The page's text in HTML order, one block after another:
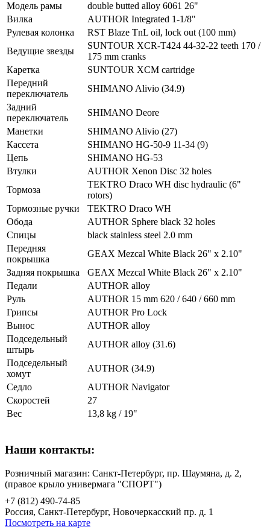
Модель рамы
double butted alloy 6061 26"
Вилка
AUTHOR Integrated 1-1/8"
Рулевая колонка
RST Blaze TnL oil, lock out (100 mm)
Ведущие звезды
SUNTOUR XCR-T424 44-32-22 teeth 170 /
175 mm cranks
Каретка
SUNTOUR XCM cartridge
Передний
переключатель
SHIMANO Alivio (34.9)
Задний
переключатель
SHIMANO Deore
Манетки
SHIMANO Alivio (27)
Кассета
SHIMANO HG-50-9 11-34 (9)
Цепь
SHIMANO HG-53
Втулки
AUTHOR Xenon Disc 32 holes
Тормоза
TEKTRO Draco WH disc hydraulic (6"
rotors)
Тормозные ручки
TEKTRO Draco WH
Обода
AUTHOR Sphere black 32 holes
Спицы
black stainless steel 2.0 mm
Передняя
покрышка
GEAX Mezcal White Black 26" x 2.10"
Задняя покрышка
GEAX Mezcal White Black 26" x 2.10"
Педали
AUTHOR alloy
Руль
AUTHOR 15 mm 620 / 640 / 660 mm
Грипсы
AUTHOR Pro Lock
Вынос
AUTHOR alloy
Подседельный
штырь
AUTHOR alloy (31.6)
Подседельный
хомут
AUTHOR (34.9)
Седло
AUTHOR Navigator
Скоростей
27
Вес
13,8 kg / 19"
Наши контакты:
Розничный магазин: Санкт-Петербург, пр. Шаумяна, д. 2,
(правое крыло универмага "СПОРТ")
+7 (812) 490-74-85
Россия, Санкт-Петербург, Новочеркасский пр. д. 1
Посмотреть на карте